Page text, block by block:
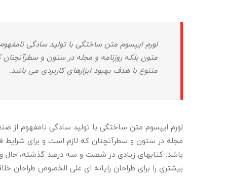
لورم ایپسوم متن ساختگی با تولید سادگی
متون بلکه روزنامه و مجله در ستون و سطرآنچنان
متنوع با هدف بهبود ابزارهای کاربردی می باشد.
لورم ایپسوم متن ساختگی با تولید سادگی نامفهوم از
مجله در ستون و سطرآنچنان که لازم است و برای شرایط
باشد. کتابهای زیادی در شصت و سه درصد گذشته، حال و
بیشتری را برای طراحان رایانه ای علی الخصوص طراحان